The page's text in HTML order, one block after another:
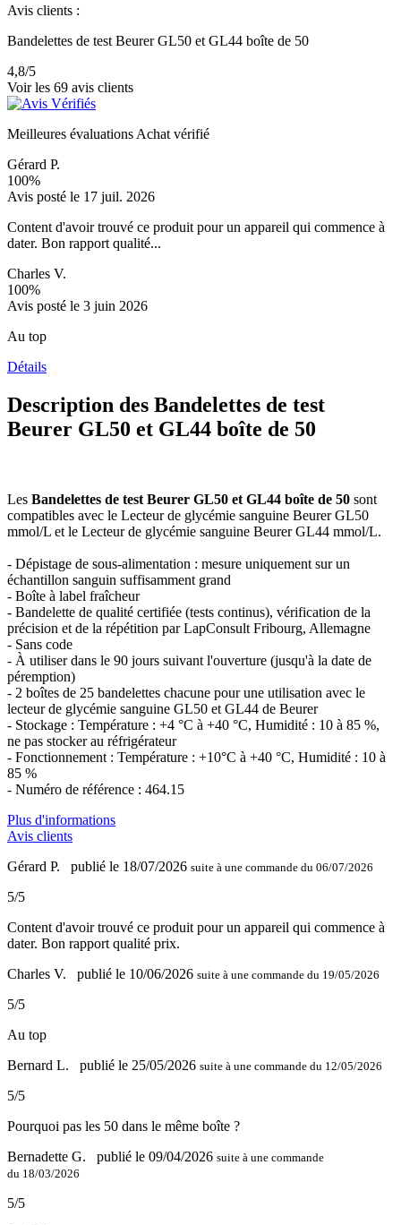
Avis clients :
Bandelettes de test Beurer GL50 et GL44 boîte de 50
4,8/5
Voir les 69 avis clients
Meilleures évaluations Achat vérifié
Gérard P.
100%
Avis posté le 17 juil. 2026
Content d'avoir trouvé ce produit pour un appareil qui commence à
dater. Bon rapport qualité...
Charles V.
100%
Avis posté le 3 juin 2026
Au top
Détails
Description des Bandelettes de test
Beurer GL50 et GL44 boîte de 50
Les Bandelettes de test Beurer GL50 et GL44 boîte de 50 sont
compatibles avec le Lecteur de glycémie sanguine Beurer GL50
mmol/L et le Lecteur de glycémie sanguine Beurer GL44 mmol/L.
- Dépistage de sous-alimentation : mesure uniquement sur un
échantillon sanguin suffisamment grand
- Boîte à label fraîcheur
- Bandelette de qualité certifiée (tests continus), vérification de la
précision et de la répétition par LapConsult Fribourg, Allemagne
- Sans code
- À utiliser dans le 90 jours suivant l'ouverture (jusqu'à la date de
péremption)
- 2 boîtes de 25 bandelettes chacune pour une utilisation avec le
lecteur de glycémie sanguine GL50 et GL44 de Beurer
- Stockage : Température : +4 °C à +40 °C, Humidité : 10 à 85 %,
ne pas stocker au réfrigérateur
- Fonctionnement : Température : +10°C à +40 °C, Humidité : 10 à
85 %
- Numéro de référence : 464.15
Plus d'informations
Avis clients
Gérard P.
publié le 18/07/2026 suite à une commande du 06/07/2026
5/5
Content d'avoir trouvé ce produit pour un appareil qui commence à
dater. Bon rapport qualité prix.
Charles V.
publié le 10/06/2026 suite à une commande du 19/05/2026
5/5
Au top
Bernard L.
publié le 25/05/2026 suite à une commande du 12/05/2026
5/5
Pourquoi pas les 50 dans le même boîte ?
Bernadette G.
publié le 09/04/2026 suite à une commande
du 18/03/2026
5/5